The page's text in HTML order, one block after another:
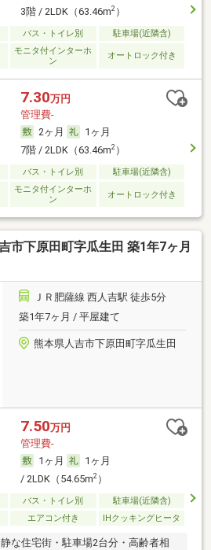
3階 / 2LDK（63.46m2）
バス・トイレ別 駐車場(近隣含)
モニタ付インターホ
ン
オートロック付き
7.30万円
管理費-
2ヶ月
1ヶ月
7階 / 2LDK（63.46m2）
バス・トイレ別 駐車場(近隣含)
モニタ付インターホ
ン
オートロック付き
市下原田町字瓜生田 築1年7ヶ月
ＪＲ肥薩線 西人吉駅 徒歩5分
築1年7ヶ月 / 平屋建て
熊本県人吉市下原田町字瓜生田
7.50万円
管理費-
1ヶ月
1ヶ月
/ 2LDK（54.65m2）
バス・トイレ別
駐車場(近隣含)
エアコン付き IHクッキングヒータ
な住宅街・駐車場2台分・高齢者相